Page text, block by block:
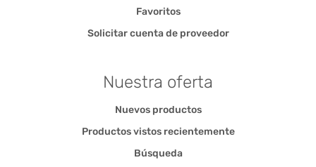
Favoritos
Solicitar cuenta de proveedor
Nuestra oferta
Nuevos productos
Productos vistos recientemente
Búsqueda